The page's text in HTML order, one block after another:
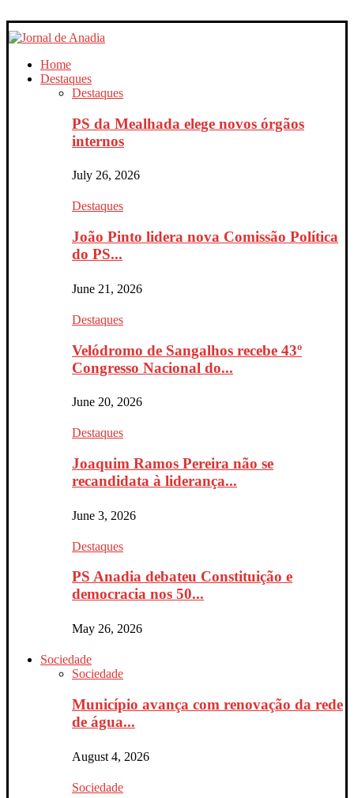
Home
Destaques
Destaques
PS da Mealhada elege novos órgãos
internos
July 26, 2026
Destaques
João Pinto lidera nova Comissão Política
do PS...
June 21, 2026
Destaques
Velódromo de Sangalhos recebe 43º
Congresso Nacional do...
June 20, 2026
Destaques
Joaquim Ramos Pereira não se
recandidata à liderança...
June 3, 2026
Destaques
PS Anadia debateu Constituição e
democracia nos 50...
May 26, 2026
Sociedade
Sociedade
Município avança com renovação da rede
de água...
August 4, 2026
Sociedade